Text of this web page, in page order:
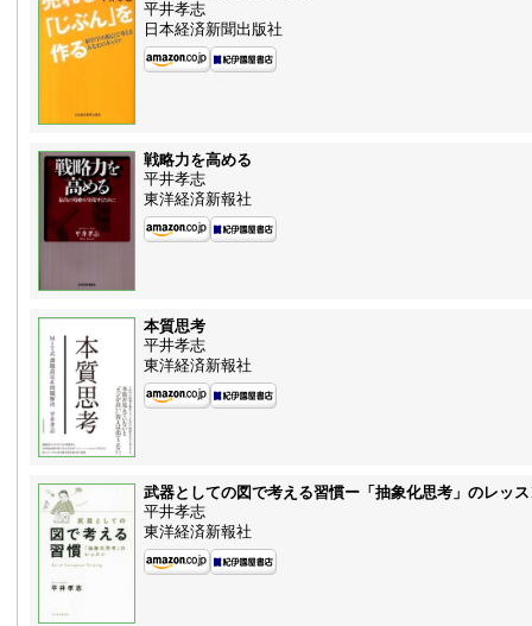
平井孝志
日本経済新聞出版社
戦略力を高める
平井孝志
東洋経済新報社
本質思考
平井孝志
東洋経済新報社
武器としての図で考える習慣ー「抽象化思考」のレッ
平井孝志
東洋経済新報社